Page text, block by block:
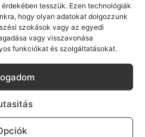
tesszük. Ezen technológiák
hogy olyan adatokat dolgozzunk
szokások vagy az egyedi
vagy visszavonása
funkciókat és szolgáltatásokat.
Ügyintézés
felelősségvállalás nálunk alap.
nem kifogásokat keresünk,
kollégáink azonnal kézbe
az ügyedet.